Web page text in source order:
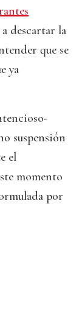
descartar la
que se
ya
suspensión
el
momento
por